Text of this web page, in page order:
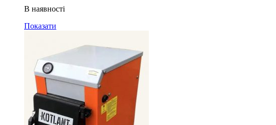
В наявності
Показати